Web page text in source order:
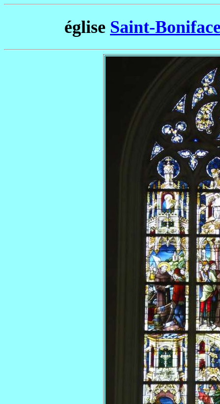
église Saint-